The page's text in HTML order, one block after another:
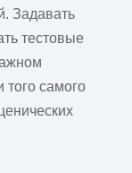
. Задавать
тестовые
того самого